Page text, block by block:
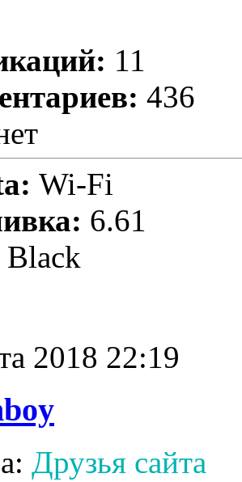
11
436
Wi-Fi
6.61
Black
2018 22:19
Друзья сайта